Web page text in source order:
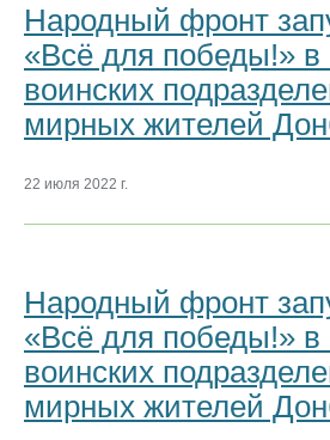
Народный фронт
«Всё для победы!» в
воинских
мирных жителей
22 июля 2022 г.
Народный фронт
«Всё для победы!» в
воинских
мирных жителей